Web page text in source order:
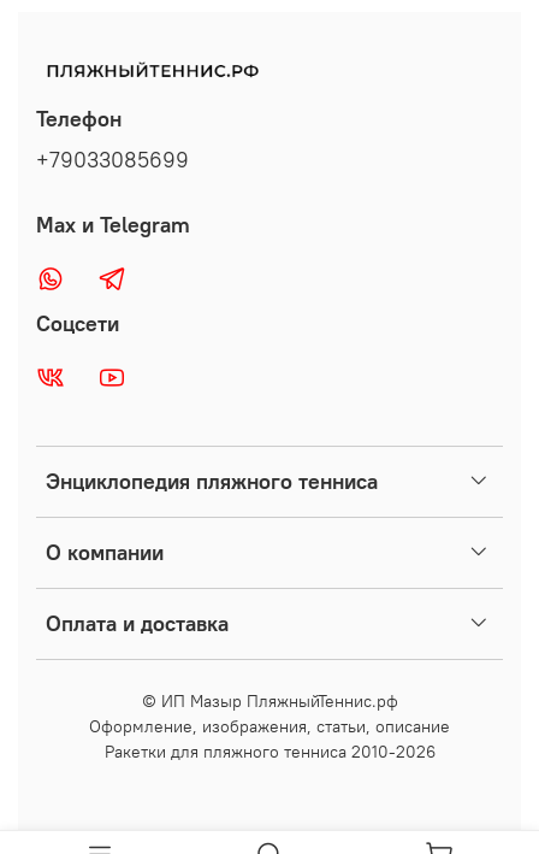
Энциклопедия пляжного тенниса
О компании
Оплата и доставка
Телефон
+79033085699
Max и Telegram
Соцсети
© ИП Мазыр ПляжныйТеннис.рф
Оформление, изображения, статьи, описание
Ракетки для пляжного тенниса 2010-2026